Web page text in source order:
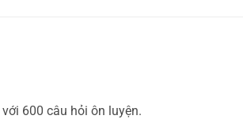
600 câu hỏi ôn luyện.